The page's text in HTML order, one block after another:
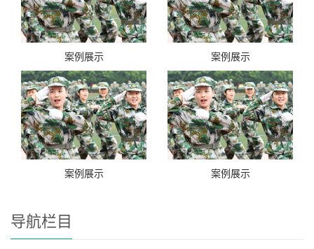
案例展示 案例展示
案例展示 案例展示
导航栏目